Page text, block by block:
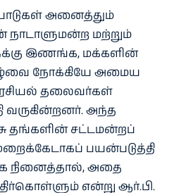
அனைத்தும்
நாடாளுமன்ற மற்றும்
இணங்க, மக்களின்
நோக்கியே அமைய
தலைவர்கள்
வருகின்றனர். அந்த
தங்களின் சட்டமன்றப்
பயன்படுத்தி
நினைத்தால், அதை
என்று ஆர்.பி.